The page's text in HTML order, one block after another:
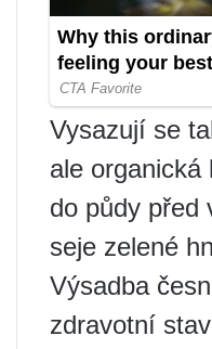
Vysazují se
ale organická
do půdy před
seje zelené
Výsadba
zdravotní